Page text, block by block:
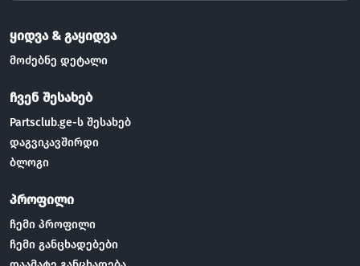
ყიდვა & გაყიდვა
მოძებნე დეტალი
ჩვენ შესახებ
Partsclub.ge-ს შესახებ
დაგვიკავშირდი
ბლოგი
პროფილი
ჩემი პროფილი
ჩემი განცხადებები